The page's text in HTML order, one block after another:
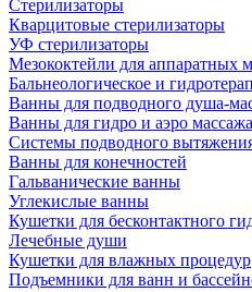
Стерилизаторы
Кварцитовые стерилизаторы
УФ стерилизаторы
Мезококтейли для аппаратных
Бальнеологическое и
Ванны для подводного душа-
Ванны для гидро и аэро массажа
Системы подводного
Ванны для конечностей
Гальванические ванны
Углекислые ванны
Кушетки для бесконтактного
Лечебные души
Кушетки для влажных процедур
Подъемники для ванн и